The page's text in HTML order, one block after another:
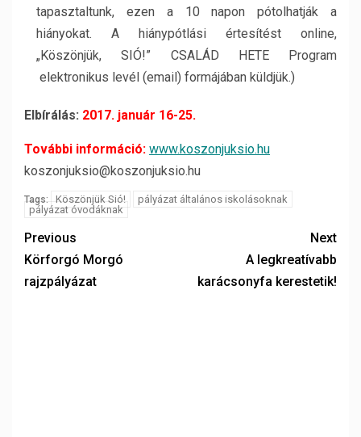
tapasztaltunk, ezen a 10 napon pótolhatják a
hiányokat. A hiánypótlási értesítést online,
„Köszönjük, SIÓ!” CSALÁD HETE Program
elektronikus levél (email) formájában küldjük.)
Elbírálás: 2017. január 16-25.
További információ: www.koszonjuksio.hu
koszonjuksio@koszonjuksio.hu
Tags: Köszönjük Sió!
pályázat általános iskolásoknak
pályázat óvodáknak
Previous
Körforgó Morgó
rajzpályázat
Next
A legkreatívabb
karácsonyfa kerestetik!